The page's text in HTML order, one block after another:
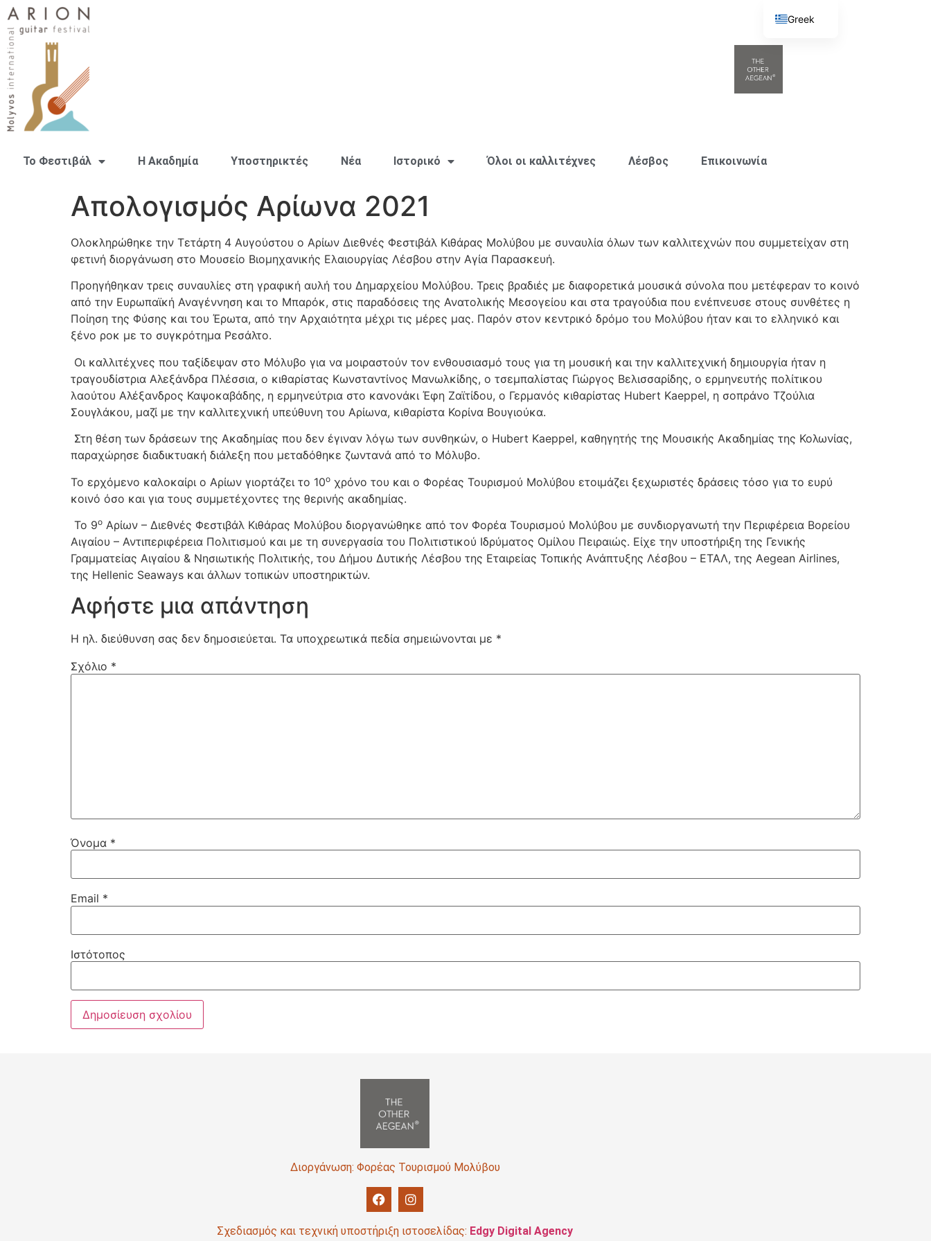
Το Φεστιβάλ H Ακαδημία Υποστηρικτές Νέα Ιστορικό Όλοι οι καλλιτέχνες Λέσβος Επικοινωνία
Απολογισμός Αρίωνα 2021
Ολοκληρώθηκε την Τετάρτη 4 Αυγούστου ο Αρίων Διεθνές Φεστιβάλ Κιθάρας Μολύβου με συναυλία όλων των καλλιτεχνών που συμμετείχαν στη
φετινή διοργάνωση στο Μουσείο Βιομηχανικής Ελαιουργίας Λέσβου στην Αγία Παρασκευή.
Προηγήθηκαν τρεις συναυλίες στη γραφική αυλή του Δημαρχείου Μολύβου. Τρεις βραδιές με διαφορετικά μουσικά σύνολα που μετέφεραν το κοινό
από την Ευρωπαϊκή Αναγέννηση και το Μπαρόκ, στις παραδόσεις της Ανατολικής Μεσογείου και στα τραγούδια που ενέπνευσε στους συνθέτες η
Ποίηση της Φύσης και του Έρωτα, από την Αρχαιότητα μέχρι τις μέρες μας. Παρόν στον κεντρικό δρόμο του Μολύβου ήταν και το ελληνικό και
ξένο ροκ με το συγκρότημα Ρεσάλτο.
Οι καλλιτέχνες που ταξίδεψαν στο Μόλυβο για να μοιραστούν τον ενθουσιασμό τους για τη μουσική και την καλλιτεχνική δημιουργία ήταν η
τραγουδίστρια Αλεξάνδρα Πλέσσια, ο κιθαρίστας Κωνσταντίνος Μανωλκίδης, ο τσεμπαλίστας Γιώργος Βελισσαρίδης, ο ερμηνευτής πολίτικου
λαούτου Αλέξανδρος Καψοκαβάδης, η ερμηνεύτρια στο κανονάκι Έφη Ζαϊτίδου, ο Γερμανός κιθαρίστας Hubert Kaeppel, η σοπράνο Τζούλια
Σουγλάκου, μαζί με την καλλιτεχνική υπεύθυνη του Αρίωνα, κιθαρίστα Κορίνα Βουγιούκα.
Στη θέση των δράσεων της Ακαδημίας που δεν έγιναν λόγω των συνθηκών, ο Hubert Kaeppel, καθηγητής της Μουσικής Ακαδημίας της Κολωνίας,
παραχώρησε διαδικτυακή διάλεξη που μεταδόθηκε ζωντανά από το Μόλυβο.
Το ερχόμενο καλοκαίρι ο Αρίων γιορτάζει το 10ο χρόνο του και ο Φορέας Τουρισμού Μολύβου ετοιμάζει ξεχωριστές δράσεις τόσο για το ευρύ
κοινό όσο και για τους συμμετέχοντες της θερινής ακαδημίας.
Το 9ο Αρίων – Διεθνές Φεστιβάλ Κιθάρας Μολύβου διοργανώθηκε από τον Φορέα Τουρισμού Μολύβου με συνδιοργανωτή την Περιφέρεια Βορείου
Αιγαίου – Αντιπεριφέρεια Πολιτισμού και με τη συνεργασία του Πολιτιστικού Ιδρύματος Ομίλου Πειραιώς. Είχε την υποστήριξη της Γενικής
Γραμματείας Αιγαίου & Νησιωτικής Πολιτικής, του Δήμου Δυτικής Λέσβου της Εταιρείας Τοπικής Ανάπτυξης Λέσβου – ΕΤΑΛ, της Aegean Airlines,
της Hellenic Seaways και άλλων τοπικών υποστηρικτών.
Αφήστε μια απάντηση
Η ηλ. διεύθυνση σας δεν δημοσιεύεται. Τα υποχρεωτικά πεδία σημειώνονται με *
Σχόλιο *
Όνομα *
Email *
Ιστότοπος
Διοργάνωση: Φορέας Τουρισμού Μολύβου
Σχεδιασμός και τεχνική υποστήριξη ιστοσελίδας: Edgy Digital Agency
Greek